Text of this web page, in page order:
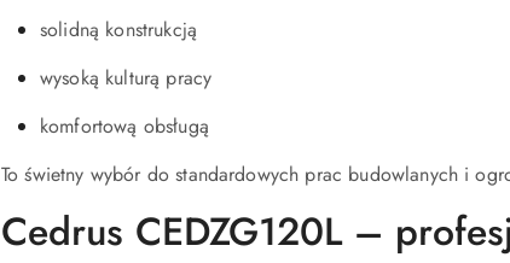
solidną konstrukcją
wysoką kulturą pracy
komfortową obsługą
To świetny wybór do standardowych prac budowlanych i
Cedrus CEDZG120L –